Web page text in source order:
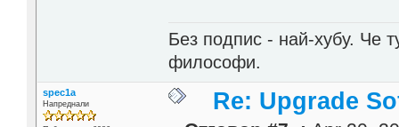
Без подпис - най-хубу. Че
философи.
spec1a
Напреднали Re: Upgrade